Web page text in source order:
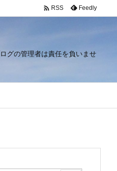
グの管理者は責任を負いませ
 RSS Feedly